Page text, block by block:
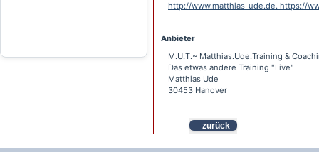
http://www.matthias-ude.de. https://
Anbieter
M.U.T.~ Matthias.Ude.Training &
Das etwas andere Training "Live"
Matthias Ude
30453 Hanover
zurück